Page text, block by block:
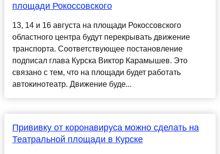
площади Рокоссовского
13, 14 и 16 августа на площади Рокоссовского
областного центра будут перекрывать движение
транспорта. Соответствующее постановление
подписал глава Курска Виктор Карамышев. Это
связано с тем, что на площади будет работать
автокинотеатр. Движение буде...
Прививку от коронавируса можно сделать на
Театральной площади в Курске